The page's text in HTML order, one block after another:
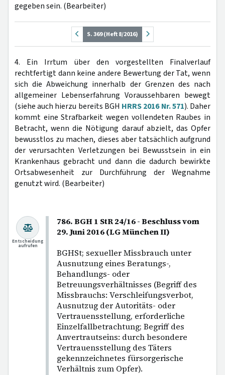
gegeben sein. (Bearbeiter)
S. 369 (Heft 8/2016)
4. Ein Irrtum über den vorgestellten Finalverlauf
rechtfertigt dann keine andere Bewertung der Tat, wenn
sich die Abweichung innerhalb der Grenzen des nach
allgemeiner Lebenserfahrung Voraussehbaren bewegt
(siehe auch hierzu bereits BGH HRRS 2016 Nr. 571). Daher
kommt eine Strafbarkeit wegen vollendeten Raubes in
Betracht, wenn die Nötigung darauf abzielt, das Opfer
bewusstlos zu machen, dieses aber tatsächlich aufgrund
der verursachten Verletzungen bei Bewusstsein in ein
Krankenhaus gebracht und dann die dadurch bewirkte
Ortsabwesenheit zur Durchführung der Wegnahme
genutzt wird. (Bearbeiter)
786. BGH 1 StR 24/16 - Beschluss vom
29. Juni 2016 (LG München II)
BGHSt; sexueller Missbrauch unter
Ausnutzung eines Beratungs-,
Behandlungs- oder
Betreuungsverhältnisses (Begriff des
Missbrauchs: Verschleifungsverbot,
Ausnutzug der Autoritäts- oder
Vertrauensstellung, erforderliche
Einzelfallbetrachtung; Begriff des
Anvertrautseins: durch besondere
Vertrauensstellung des Täters
gekennzeichnetes fürsorgerische
Verhältnis zum Opfer).
Entscheidung
aufrufen